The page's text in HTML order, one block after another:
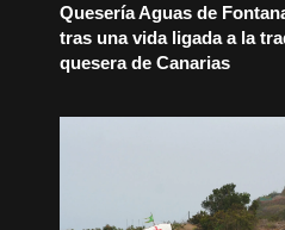
Quesería Aguas de
tras una vida ligada a la
quesera de Canarias